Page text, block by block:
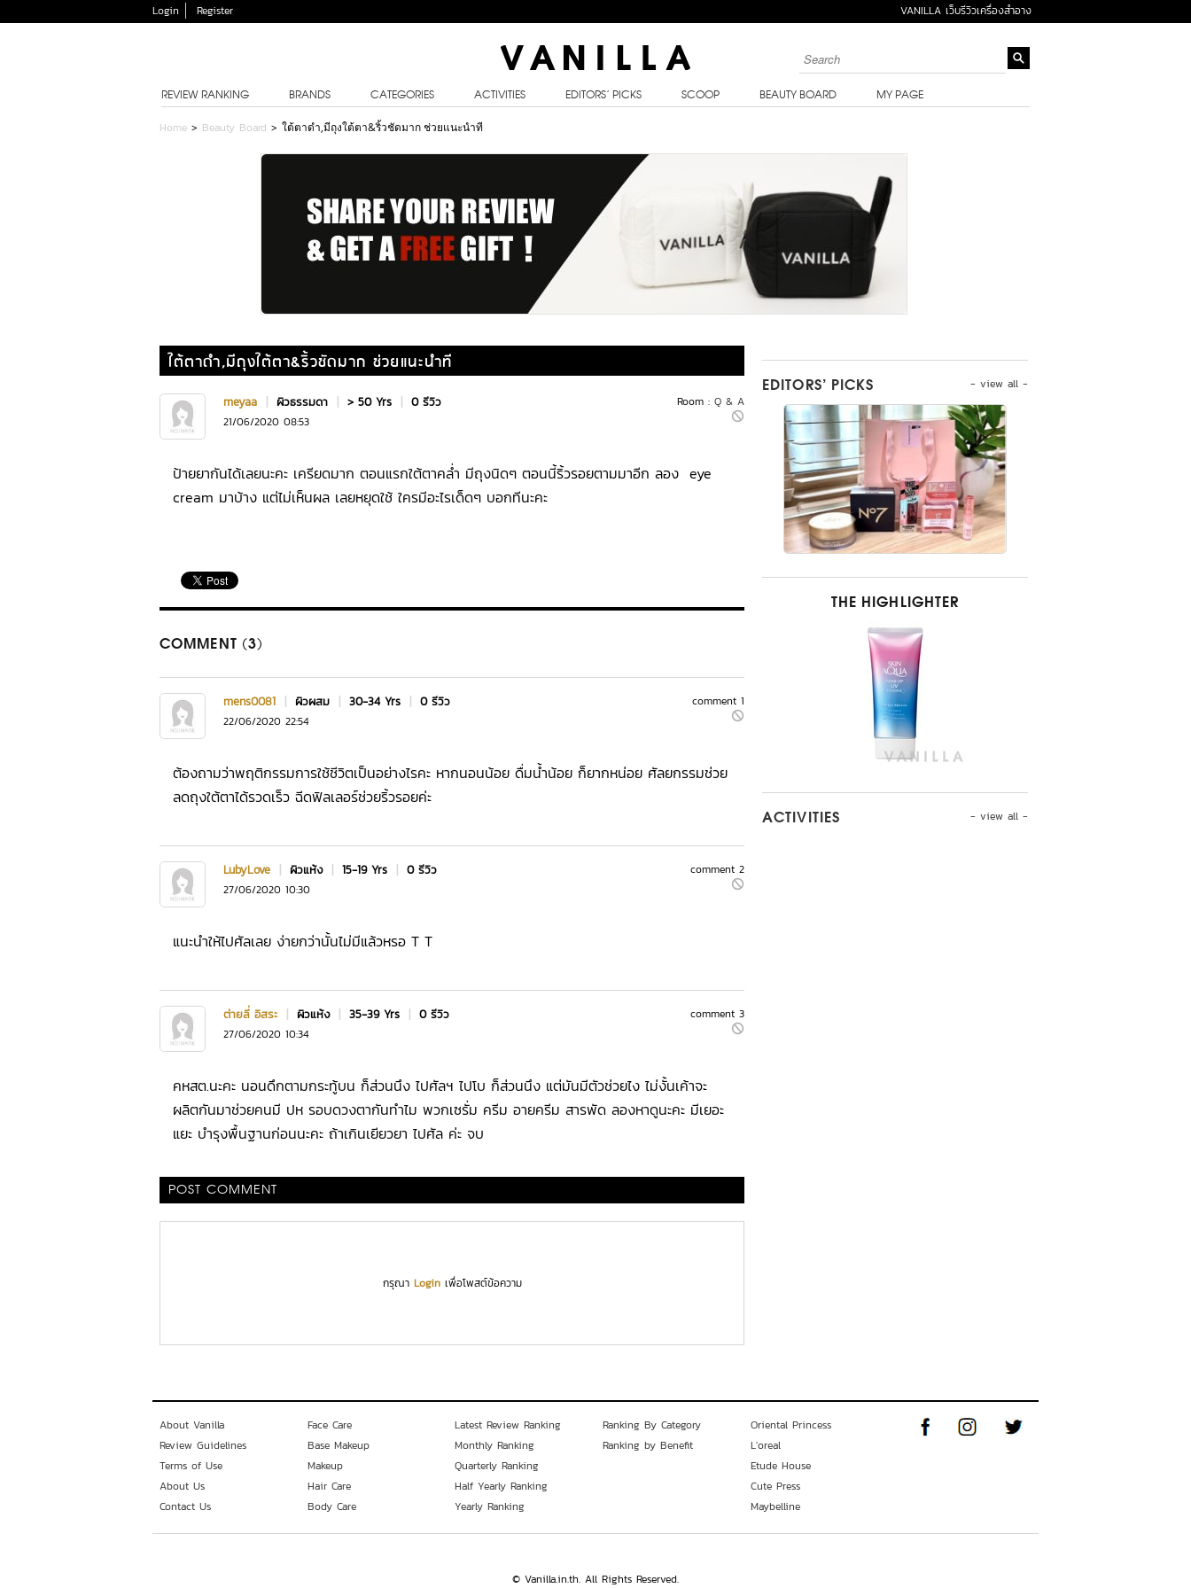
Login Register VANILLA เว็บรีวิวเครื่องสำอาง
REVIEW RANKING BRANDS CATEGORIES ACTIVITIES EDITORS’ PICKS SCOOP BEAUTY BOARD MY PAGE
Home > Beauty Board > ใต้ตาดำ,มีถุงใต้ตา&ริ้วชัดมาก ช่วยแนะนำที
ใต้ตาดำ,มีถุงใต้ตา&ริ้วชัดมาก ช่วยแนะนำที
Room : Q & A
meyaa | ผิวธรรมดา | > 50 Yrs | 0 รีวิว
21/06/2020 08:53
ป้ายยากันได้เลยนะคะ เครียดมาก ตอนแรกใต้ตาคล่ำ มีถุงนิดๆ ตอนนี้ริ้วรอยตามมาอีก ลอง eye
cream มาบ้าง แต่ไม่เห็นผล เลยหยุดใช้ ใครมีอะไรเด็ดๆ บอกทีนะคะ
COMMENT (3)
comment 1
mens0081 | ผิวผสม | 30-34 Yrs | 0 รีวิว
22/06/2020 22:54
ต้องถามว่าพฤติกรรมการใช้ชีวิตเป็นอย่างไรคะ หากนอนน้อย ดื่มน้ำน้อย ก็ยากหน่อย ศัลยกรรมช่วย
ลดถุงใต้ตาได้รวดเร็ว ฉีดฟิลเลอร์ช่วยริ้วรอยค่ะ
comment 2
LubyLove | ผิวแห้ง | 15-19 Yrs | 0 รีวิว
27/06/2020 10:30
แนะนำให้ไปศัลเลย ง่ายกว่านั้นไม่มีแล้วหรอ T T
comment 3
ต่ายลี่ อิสระ | ผิวแห้ง | 35-39 Yrs | 0 รีวิว
27/06/2020 10:34
คหสต.นะคะ นอนดึกตามกระทู้บน ก็ส่วนนึง ไปศัลฯ ไปโบ ก็ส่วนนึง แต่มันมีตัวช่วยไง ไม่งั้นเค้าจะ
ผลิตกันมาช่วยคนมี ปห รอบดวงตากันทำไม พวกเซรั่ม ครีม อายครีม สารพัด ลองหาดูนะคะ มีเยอะ
แยะ บำรุงพื้นฐานก่อนนะคะ ถ้าเกินเยียวยา ไปศัล ค่ะ จบ
POST COMMENT
กรุณา Loginเพื่อโพสต์ข้อความ
- view all -
EDITORS’ PICKS
THE HIGHLIGHTER
- view all -
ACTIVITIES
About Vanilla
Review Guidelines
Terms of Use
About Us
Contact Us
Face Care
Base Makeup
Makeup
Hair Care
Body Care
Latest Review Ranking
Monthly Ranking
Quarterly Ranking
Half Yearly Ranking
Yearly Ranking
Ranking By Category
Ranking by Benefit
Oriental Princess
L'oreal
Etude House
Cute Press
Maybelline
© Vanilla.in.th. All Rights Reserved.